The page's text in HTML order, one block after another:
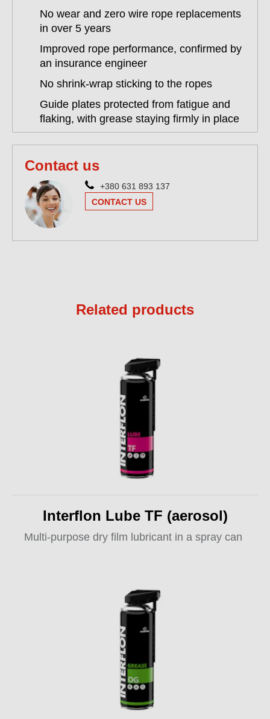
No wear and zero wire rope replacements
in over 5 years
Improved rope performance, confirmed by
an insurance engineer
No shrink-wrap sticking to the ropes
Guide plates protected from fatigue and
flaking, with grease staying firmly in place
Contact us
+380 631 893 137
CONTACT US
Related products
Interflon Lube TF (aerosol)
Multi-purpose dry film lubricant in a spray can